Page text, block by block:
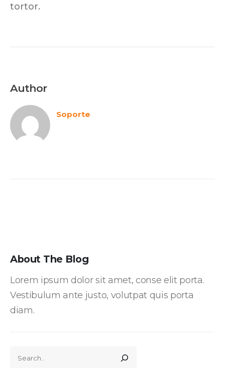
tortor.
Author
Soporte
About The Blog
Lorem ipsum dolor sit amet, conse elit porta.
Vestibulum ante justo, volutpat quis porta
diam.